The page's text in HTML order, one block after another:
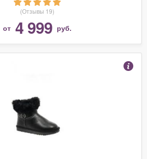
(Отзывы 19)
от 4 999 руб.